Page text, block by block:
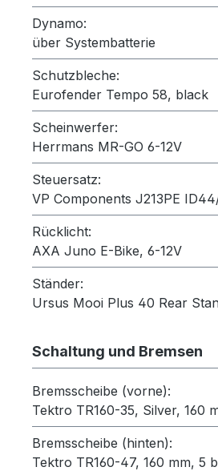
Dynamo:
über Systembatterie
Schutzbleche:
Eurofender Tempo 58, black
Scheinwerfer:
Herrmans MR-GO 6-12V
Steuersatz:
VP Components J213PE
Rücklicht:
AXA Juno E-Bike, 6-12V
Ständer:
Ursus Mooi Plus 40 Rear
Schaltung und Bremsen
Bremsscheibe (vorne):
Tektro TR160-35, Silver, 160
Bremsscheibe (hinten):
Tektro TR160-47, 160 mm, 5